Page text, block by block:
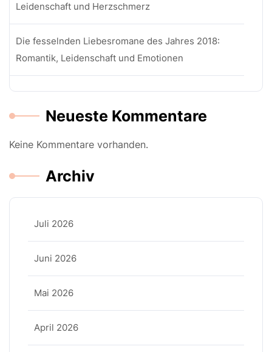
Leidenschaft und Herzschmerz
Die fesselnden Liebesromane des Jahres 2018:
Romantik, Leidenschaft und Emotionen
Neueste Kommentare
Keine Kommentare vorhanden.
Archiv
Juli 2026
Juni 2026
Mai 2026
April 2026